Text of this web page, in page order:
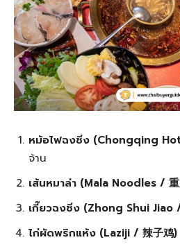
หม้อไฟฉงชิ่ง (Chongqing
จ้าน
เส้นหมาล่า (Mala Noodles / 重
เกี๊ยวฉงชิ่ง (Zhong Shui Jiao
ไก่ผัดพริกแห้ง (Laziji / 辣子鸡)